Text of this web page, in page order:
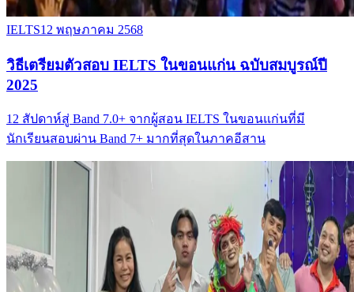
IELTS12 พฤษภาคม 2568
วิธีเตรียมตัวสอบ IELTS ในขอนแก่น ฉบับสมบูรณ์ปี
2025
12 สัปดาห์สู่ Band 7.0+ จากผู้สอน IELTS ในขอนแก่นที่มี
นักเรียนสอบผ่าน Band 7+ มากที่สุดในภาคอีสาน